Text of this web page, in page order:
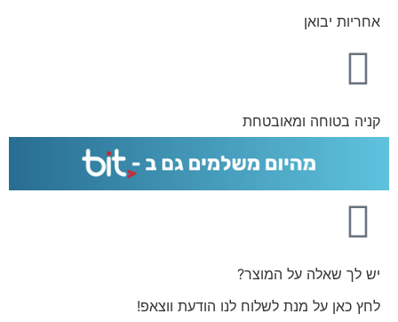
אחריות יבואן
קניה בטוחה ומאובטחת
יש לך שאלה על המוצר?
לחץ כאן על מנת לשלוח לנו הודעת ווצאפ!